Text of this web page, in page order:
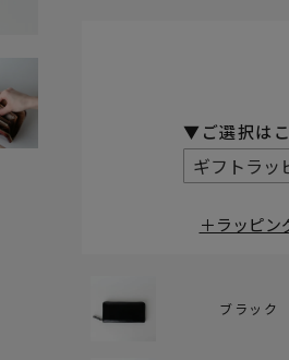
＋ラッピン
ブラック